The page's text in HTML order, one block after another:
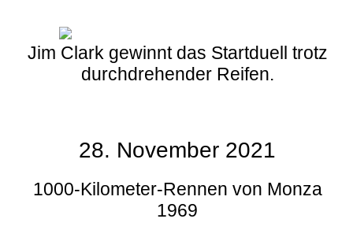
Jim Clark gewinnt das Startduell trotz
durchdrehender Reifen.
28. November 2021
1000-Kilometer-Rennen von Monza
1969